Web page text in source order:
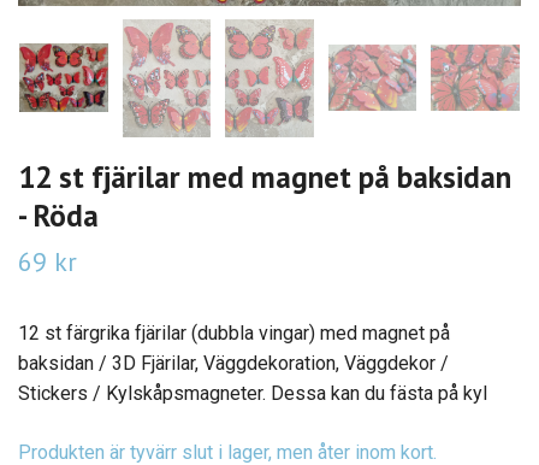
12 st fjärilar med magnet på baksidan
- Röda
69 kr
12 st färgrika fjärilar (dubbla vingar) med magnet på
baksidan / 3D Fjärilar, Väggdekoration, Väggdekor /
Stickers / Kylskåpsmagneter. Dessa kan du fästa på kyl
Produkten är tyvärr slut i lager, men åter inom kort.